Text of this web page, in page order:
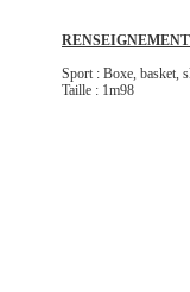
Sport : Boxe, basket,
Taille : 1m98